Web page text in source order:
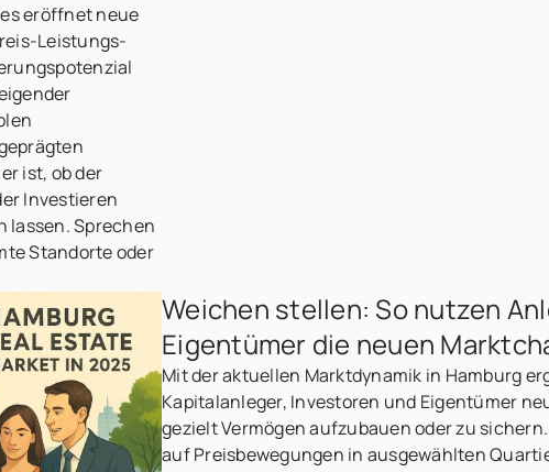
eröffnet neue
Leistungs-
ist, ob der
Investieren
lassen. Sprechen
Standorte oder
Weichen stellen: So nutzen
Eigentümer die neuen
Mit der aktuellen Marktdynamik in Hamburg
Kapitalanleger, Investoren und Eigentümer
gezielt Vermögen aufzubauen oder zu
auf Preisbewegungen in ausgewählten